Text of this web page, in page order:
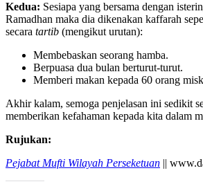
Kedua: Sesiapa yang bersama dengan
Ramadhan maka dia dikenakan kaffarah
secara tartib (mengikut urutan):
Membebaskan seorang hamba.
Berpuasa dua bulan berturut-turut.
Memberi makan kepada 60 orang
Akhir kalam, semoga penjelasan ini sedikit
memberikan kefahaman kepada kita dalam
Rujukan:
Pejabat Mufti Wilayah Perseketuan ||